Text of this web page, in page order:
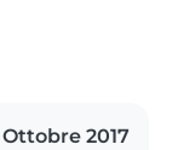
Ottobre 2017